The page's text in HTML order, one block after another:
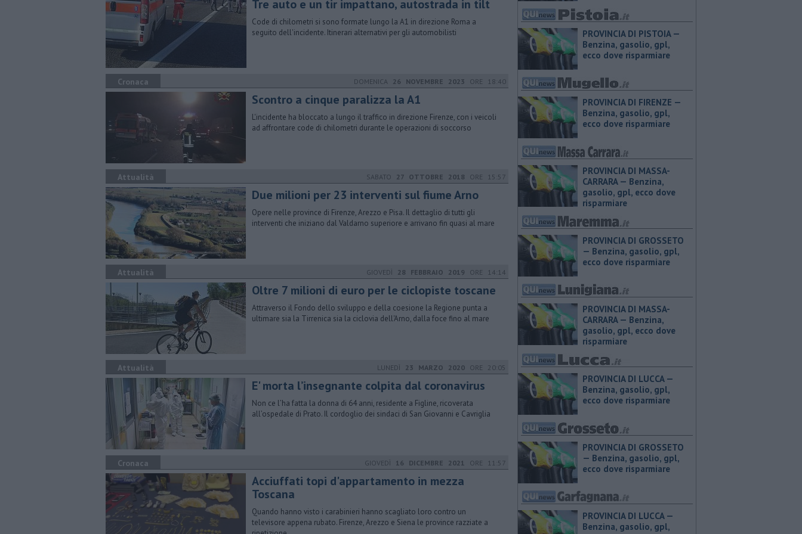
Tre auto e un tir impattano, autostrada in tilt
Code di chilometri si sono formate lungo la A1 in direzione Roma a
seguito dell'incidente. Itinerari alternativi per gli automobilisti
Cronaca DOMENICA 26 NOVEMBRE 2023 ORE 18:40
Scontro a cinque paralizza la A1
L'incidente ha bloccato a lungo il traffico in direzione Firenze, con i veicoli
ad affrontare code di chilometri durante le operazioni di soccorso
Attualità SABATO 27 OTTOBRE 2018 ORE 15:57
Due milioni per 23 interventi sul fiume Arno
Opere nelle province di Firenze, Arezzo e Pisa. Il dettaglio di tutti gli
interventi che iniziano dal Valdarno superiore e arrivano fin quasi al mare
Attualità GIOVEDÌ 28 FEBBRAIO 2019 ORE 14:14
Oltre 7 milioni di euro per le ciclopiste toscane
Attraverso il Fondo dello sviluppo e della coesione la Regione punta a
ultimare sia la Tirrenica sia la ciclovia dell'Arno, dalla foce fino al mare
Attualità LUNEDÌ 23 MARZO 2020 ORE 20:05
E' morta l’insegnante colpita dal coronavirus
Non ce l’ha fatta la donna di 64 anni, residente a Figline, ricoverata
all’ospedale di Prato. Il cordoglio dei sindaci di San Giovanni e Cavriglia
Cronaca GIOVEDÌ 16 DICEMBRE 2021 ORE 11:57
Acciuffati topi d'appartamento in mezza
Toscana
Quando hanno visto i carabinieri hanno scagliato loro contro un
televisore appena rubato. Firenze, Arezzo e Siena le province razziate a
PROVINCIA DI PISTOIA — ​
Benzina, gasolio, gpl,
ecco dove risparmiare
PROVINCIA DI FIRENZE — ​
Benzina, gasolio, gpl,
ecco dove risparmiare
PROVINCIA DI MASSA-
CARRARA — ​Benzina,
gasolio, gpl, ecco dove
risparmiare
PROVINCIA DI GROSSETO
— ​Benzina, gasolio, gpl,
ecco dove risparmiare
PROVINCIA DI MASSA-
CARRARA — ​Benzina,
gasolio, gpl, ecco dove
risparmiare
PROVINCIA DI LUCCA — ​
Benzina, gasolio, gpl,
ecco dove risparmiare
PROVINCIA DI GROSSETO
— ​Benzina, gasolio, gpl,
ecco dove risparmiare
PROVINCIA DI LUCCA — ​
Benzina, gasolio, gpl,